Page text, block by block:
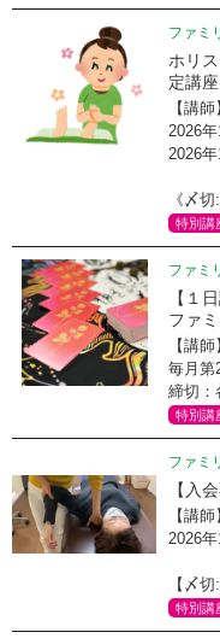
ファミ
ホリ
定講座
【講
2026
2026
《〆
特別講
ファミ
【１
ファ
【講
毎月第
締切：
特別講
ファミ
【入
【講
2026
【〆
特別講